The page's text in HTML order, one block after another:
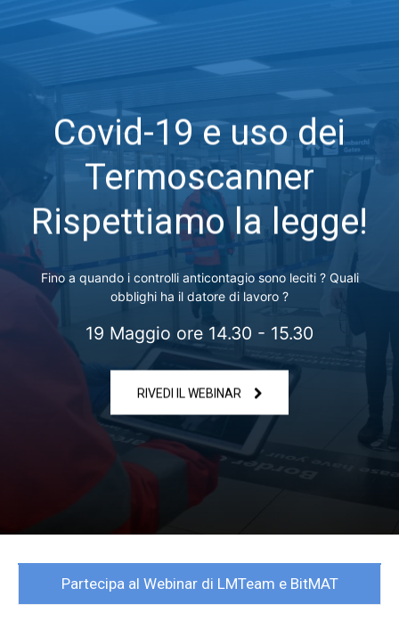
Covid-19 e uso dei
Termoscanner
Rispettiamo la legge!
Fino a quando i controlli anticontagio sono leciti ? Quali
obblighi ha il datore di lavoro ?
19 Maggio ore 14.30 - 15.30
RIVEDI IL WEBINAR
Partecipa al Webinar di LMTeam e BitMAT